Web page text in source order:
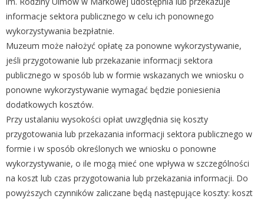
informacje sektora publicznego w celu ich ponownego
wykorzystywania bezpłatnie.
Muzeum może nałożyć opłatę za ponowne wykorzystywanie,
jeśli przygotowanie lub przekazanie informacji sektora
publicznego w sposób lub w formie wskazanych we wniosku o
ponowne wykorzystywanie wymagać będzie poniesienia
dodatkowych kosztów.
Przy ustalaniu wysokości opłat uwzględnia się koszty
przygotowania lub przekazania informacji sektora publicznego w
formie i w sposób określonych we wniosku o ponowne
wykorzystywanie, o ile mogą mieć one wpływa w szczególności
na koszt lub czas przygotowania lub przekazania informacji. Do
powyższych czynników zaliczane będą następujące koszty: koszt